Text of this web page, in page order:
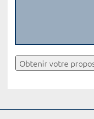
Obtenir votre